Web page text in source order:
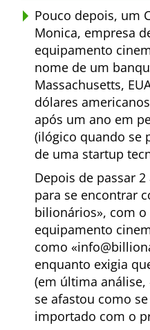
Pouco depois, um
Monica, empresa
equipamento
nome de um
Massachusetts,
dólares
após um ano em
(ilógico quando se
de uma startup
Depois de passar
para se encontrar
bilionários , com
equipamento
como
enquanto exigia
(em última análise,
se afastou como
importado com o